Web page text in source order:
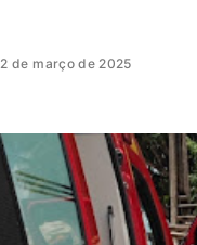
2 de março de 2025